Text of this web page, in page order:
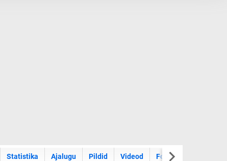
Statistika Ajalugu Pildid Videod Foorum